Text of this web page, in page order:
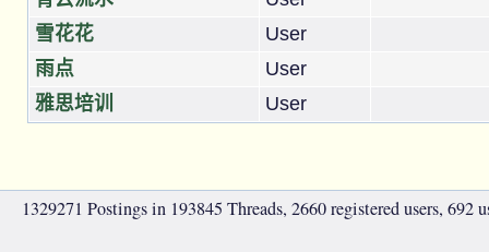
雪花花
User
雨点
User
雅思培训
User
1329271 Postings in 193845 Threads, 2660 registered users, 692